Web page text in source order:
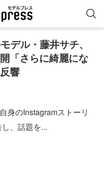
デル・藤井サチ、
「さらに綺麗にな
響
身のInstagramストーリ
、話題を...